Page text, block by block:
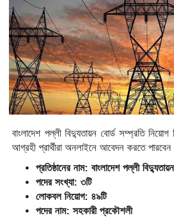
বাংলাদেশ পল্লী বিদ্যুতায়ন বোর্ড সম্প্রতি
আগ্রহী প্রার্থীরা অনলাইনে আবেদন করতে
প্রতিষ্ঠানের নাম: বাংলাদেশ পল্লী
পদের সংখ্যা: ৩টি
লোকবল নিয়োগ: ৪৯টি
পদের নাম: সহকারী প্রকৌশলী